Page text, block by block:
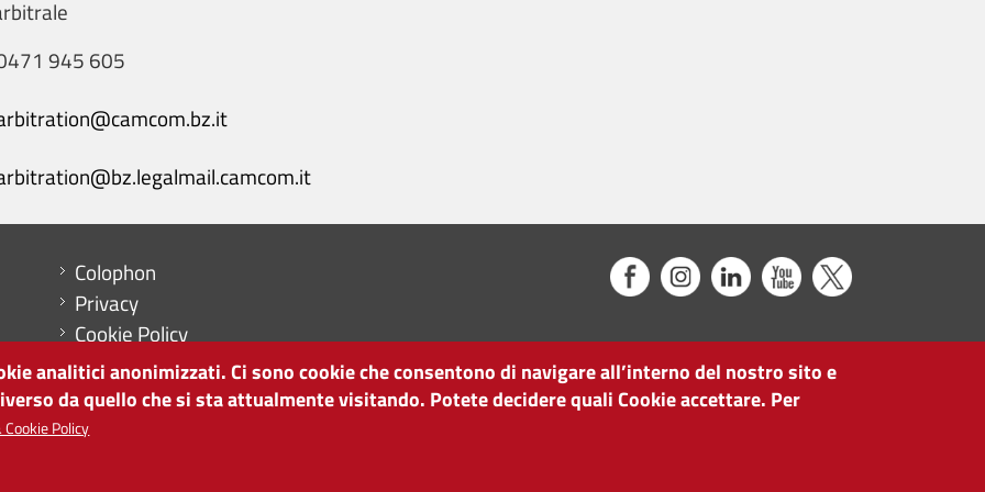
945 605
Menu footer
Colophon
Privacy
Cookie Policy
Mappa del sito
Impostazioni cookie
analitici anonimizzati. Ci sono cookie che consentono di navigare all’interno del nostro sito e
da quello che si sta attualmente visitando. Potete decidere quali Cookie accettare. Per
Policy